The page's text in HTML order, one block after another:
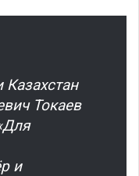
Казахстан
Токаев
и